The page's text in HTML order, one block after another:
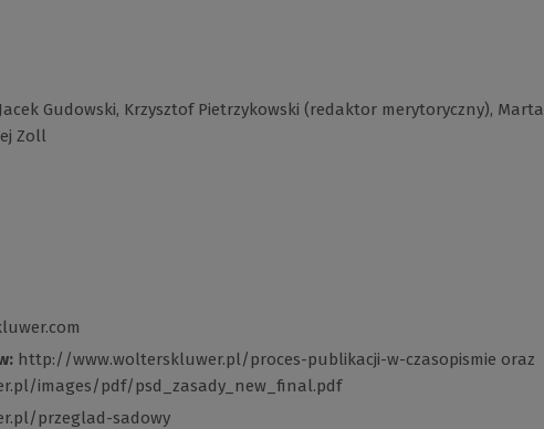
Gudowski, Krzysztof Pietrzykowski (redaktor merytoryczny), Marta
Zoll
http://www.wolterskluwer.pl/proces-publikacji-w-czasopismie (Link
oraz
images/pdf/psd_zasady_new_final.pdf(Link
przeglad-sadowy